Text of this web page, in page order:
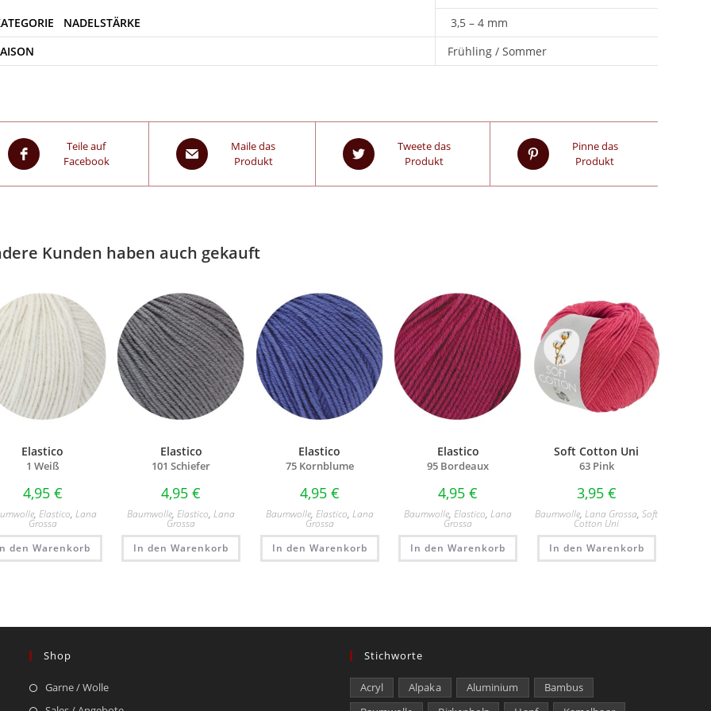
3,5 – 4 mm
Frühling / Sommer
Teile auf
Facebook
Maile das
Produkt
Tweete das
Produkt
Pinne das
Produkt
Kunden haben auch gekauft
Elastico
1 Weiß
4,95 €
, Elastico, Lana
Grossa
den Warenkorb
Elastico
101 Schiefer
4,95€
Baumwolle,Elastico,Lana
Grossa
In den Warenkorb
Elastico
75 Kornblume
4,95 €
Baumwolle, Elastico, Lana
Grossa
In den Warenkorb
Elastico
95 Bordeaux
4,95€
Baumwolle,Elastico,Lana
Grossa
In den Warenkorb
Soft Cotton Uni
63 Pink
3,95 €
Baumwolle,Lana Grossa,Soft
Cotton Uni
In den Warenkorb
Shop
Garne / Wolle
Stichworte
Acryl Alpaka Aluminium
Bambus